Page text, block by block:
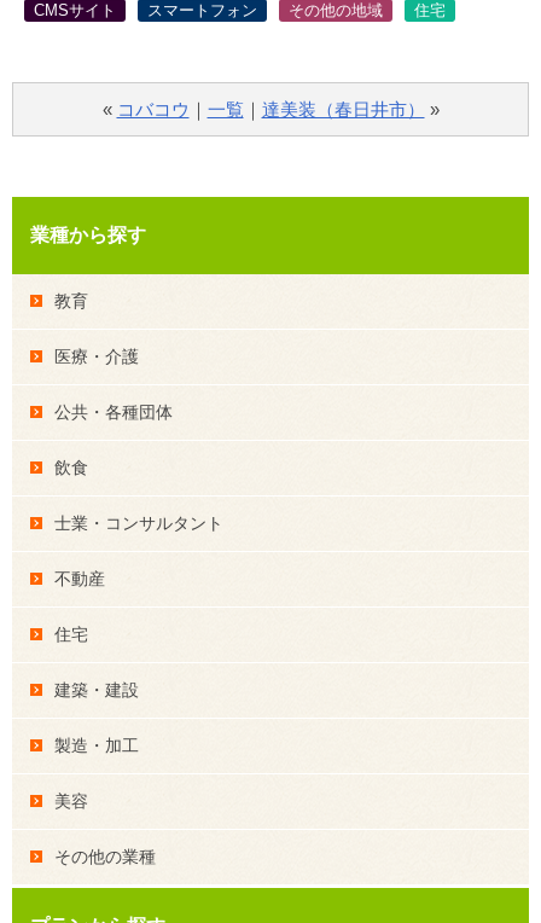
CMSサイト スマートフォン その他の地域 住宅
« コバコウ ｜ 一覧 ｜ 達美装（春日井市） »
業種から探す
教育
医療・介護
公共・各種団体
飲食
士業・コンサルタント
不動産
住宅
建築・建設
製造・加工
美容
その他の業種